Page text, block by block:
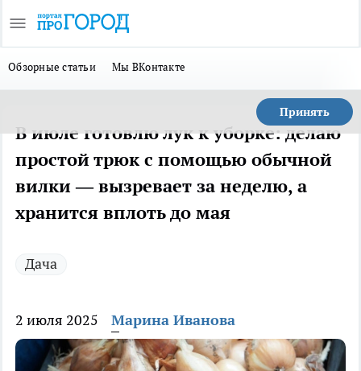
Обзорные статьи Мы ВКонтакте
Принять
В июле готовлю лук к уборке: делаю
простой трюк с помощью обычной
вилки — вызревает за неделю, а
хранится вплоть до мая
Дача
2 июля 2025 Марина Иванова